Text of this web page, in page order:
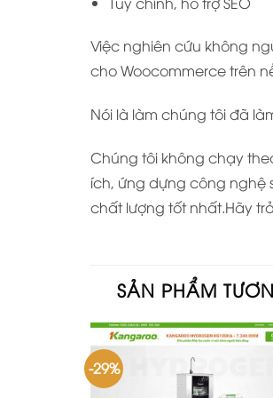
Việc nghiên cứu không
cho Woocommerce trên
Nói là làm chúng tôi đã
Chúng tôi không chạy
ích, ứng dựng công nghệ
chất lượng tốt nhất.Hãy
SẢN PHẨM
-29%